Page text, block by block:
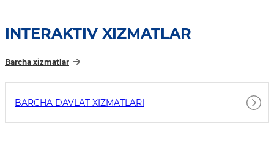
INTERAKTIV XIZMATLAR
Barcha xizmatlar
BARCHA DAVLAT XIZMATLARI